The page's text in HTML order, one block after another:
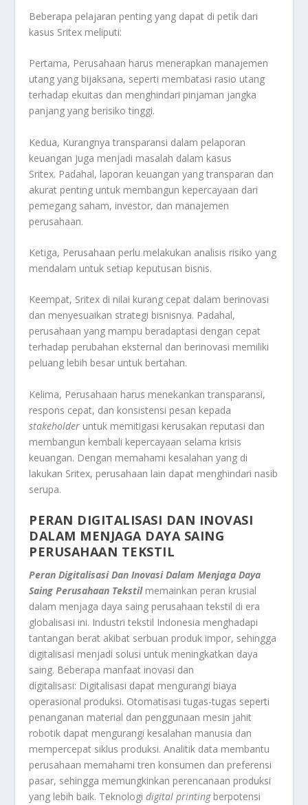
Beberapa pelajaran penting yang dapat di petik dari
kasus Sritex meliputi:
Pertama, Perusahaan harus menerapkan manajemen
utang yang bijaksana, seperti membatasi rasio utang
terhadap ekuitas dan menghindari pinjaman jangka
panjang yang berisiko tinggi.
Kedua, Kurangnya transparansi dalam pelaporan
keuangan juga menjadi masalah dalam kasus
Sritex. Padahal, laporan keuangan yang transparan dan
akurat penting untuk membangun kepercayaan dari
pemegang saham, investor, dan manajemen
perusahaan.
Ketiga, Perusahaan perlu melakukan analisis risiko yang
mendalam untuk setiap keputusan bisnis.
Keempat, Sritex di nilai kurang cepat dalam berinovasi
dan menyesuaikan strategi bisnisnya. Padahal,
perusahaan yang mampu beradaptasi dengan cepat
terhadap perubahan eksternal dan berinovasi memiliki
peluang lebih besar untuk bertahan.
Kelima, Perusahaan harus menekankan transparansi,
respons cepat, dan konsistensi pesan kepada
stakeholder untuk memitigasi kerusakan reputasi dan
membangun kembali kepercayaan selama krisis
keuangan. Dengan memahami kesalahan yang di
lakukan Sritex, perusahaan lain dapat menghindari nasib
serupa.
PERAN DIGITALISASI DAN INOVASI
DALAM MENJAGA DAYA SAING
PERUSAHAAN TEKSTIL
Peran Digitalisasi Dan Inovasi Dalam Menjaga Daya
Saing Perusahaan Tekstilmemainkan peran krusial
dalam menjaga daya saing perusahaan tekstil di era
globalisasi ini. Industri tekstil Indonesia menghadapi
tantangan berat akibat serbuan produk impor, sehingga
digitalisasi menjadi solusi untuk meningkatkan daya
saing. Beberapa manfaat inovasi dan
digitalisasi: Digitalisasi dapat mengurangi biaya
operasional produksi. Otomatisasi tugas-tugas seperti
penanganan material dan penggunaan mesin jahit
robotik dapat mengurangi kesalahan manusia dan
mempercepat siklus produksi. Analitik data membantu
perusahaan memahami tren konsumen dan preferensi
pasar, sehingga memungkinkan perencanaan produksi
yang lebih baik. Teknologidigital printingberpotensi